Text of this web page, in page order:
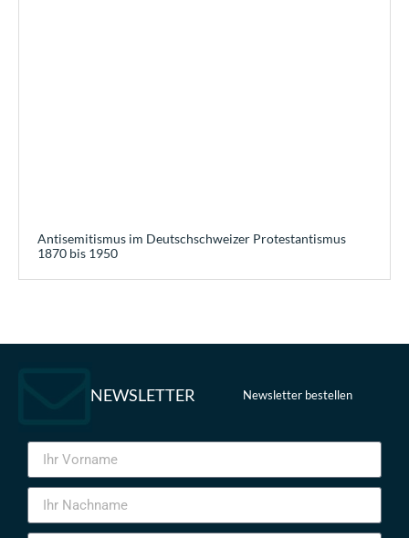
Antisemitismus im Deutschschweizer Protestantismus
1870 bis 1950
NEWSLETTER Newsletter bestellen